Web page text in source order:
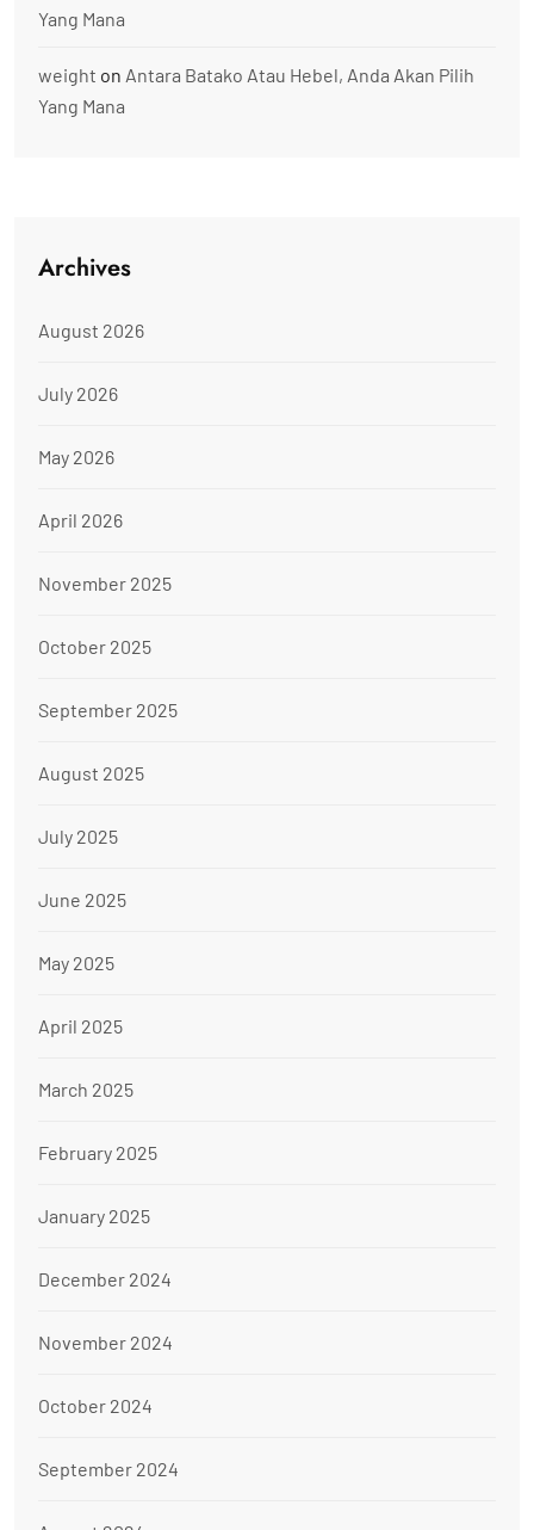
Yang Mana
weight on Antara Batako Atau Hebel, Anda Akan Pilih
Yang Mana
Archives
August 2026
July 2026
May 2026
April 2026
November 2025
October 2025
September 2025
August 2025
July 2025
June 2025
May 2025
April 2025
March 2025
February 2025
January 2025
December 2024
November 2024
October 2024
September 2024